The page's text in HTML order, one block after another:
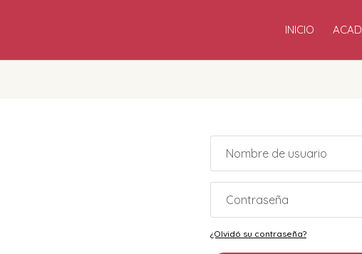
INICIO
¿Olvidó su contraseña?